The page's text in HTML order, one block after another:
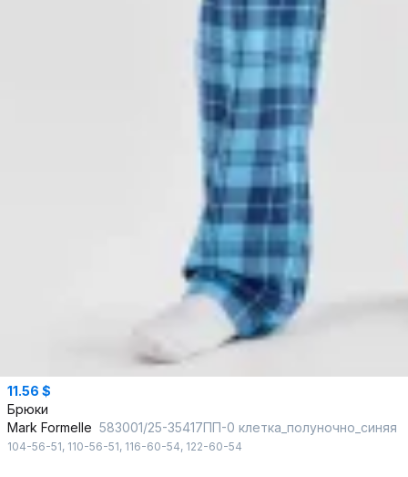
11.56 $
Брюки
Mark Formelle 583001/25-35417ПП-0 клетка_полуночно_синяя
104-56-51, 110-56-51, 116-60-54, 122-60-54